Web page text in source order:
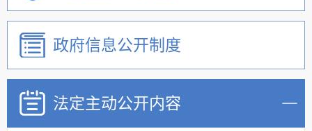
政府信息公开制度
法定主动公开内容